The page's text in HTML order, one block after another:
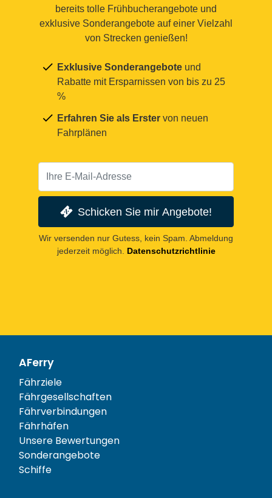
bereits tolle Frühbucherangebote und
exklusive Sonderangebote auf einer Vielzahl
von Strecken genießen!
Exklusive Sonderangebote und
Rabatte mit Ersparnissen von bis zu 25
%
Erfahren Sie als Erster von neuen
Fahrplänen
Schicken Sie mir Angebote!
Wir versenden nur Gutess, kein Spam. Abmeldung
jederzeit möglich.
Datenschutzrichtlinie
AFerry
Fährziele
Fährgesellschaften
Fährverbindungen
Fährhäfen
Unsere Bewertungen
Sonderangebote
Schiffe